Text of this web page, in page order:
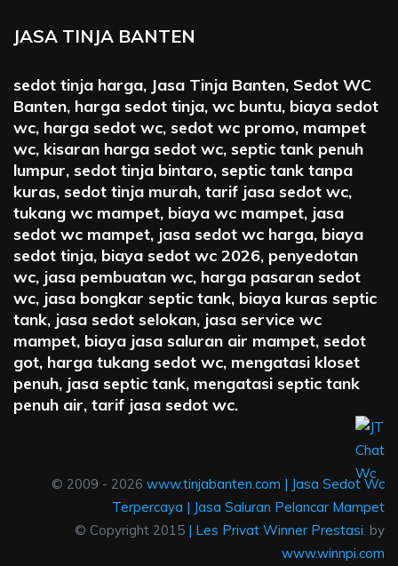
JASA TINJA BANTEN
sedot tinja harga, Jasa Tinja Banten, Sedot WC
Banten, harga sedot tinja, wc buntu, biaya sedot
wc, harga sedot wc, sedot wc promo, mampet
wc, kisaran harga sedot wc, septic tank penuh
lumpur, sedot tinja bintaro, septic tank tanpa
kuras, sedot tinja murah, tarif jasa sedot wc,
tukang wc mampet, biaya wc mampet, jasa
sedot wc mampet, jasa sedot wc harga, biaya
sedot tinja, biaya sedot wc 2026, penyedotan
wc, jasa pembuatan wc, harga pasaran sedot
wc, jasa bongkar septic tank, biaya kuras septic
tank, jasa sedot selokan, jasa service wc
mampet, biaya jasa saluran air mampet, sedot
got, harga tukang sedot wc, mengatasi kloset
penuh, jasa septic tank, mengatasi septic tank
penuh air, tarif jasa sedot wc.
© 2009 - 2026 www.tinjabanten.com | Jasa Sedot Wc
Terpercaya | Jasa Saluran Pelancar Mampet
© Copyright 2015 | Les Privat Winner Prestasi. by
www.winnpi.com